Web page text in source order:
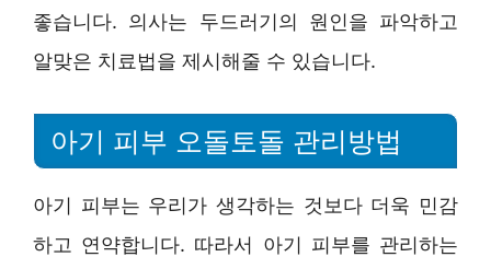
좋습니다. 의사는 두드러기의 원인을 파악하고
알맞은 치료법을 제시해줄 수 있습니다.
아기 피부 오돌토돌 관리방법
아기 피부는 우리가 생각하는 것보다 더욱 민감
하고 연약합니다. 따라서 아기 피부를 관리하는